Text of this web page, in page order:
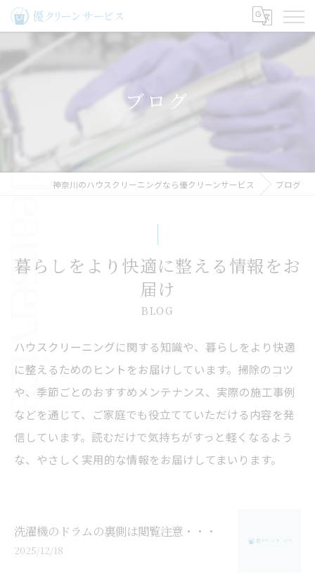
ブログ
神奈川のハウスクリーニングなら優クリーンサービス ブログ
暮らしをより快適に整える情報をお
届け
BLOG
ハウスクリーニングに関する知識や、暮らしをより快適
に整えるためのヒントをお届けしています。掃除のコツ
や、季節ごとのおすすめメンテナンス、実際の施工事例
などを通じて、ご家庭でも役立てていただける内容を発
信しています。読むだけで気持ちがすっと軽くなるよう
な、やさしく実用的な情報をお届けしてまいります。
洗濯機のドラムの裏側は閲覧注意・・・
2025/12/18